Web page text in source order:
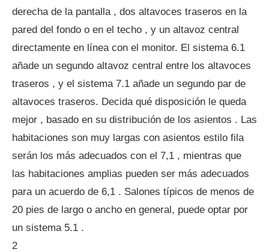
derecha de la pantalla , dos altavoces traseros en la
pared del fondo o en el techo , y un altavoz central
directamente en línea con el monitor. El sistema 6.1
añade un segundo altavoz central entre los altavoces
traseros , y el sistema 7.1 añade un segundo par de
altavoces traseros. Decida qué disposición le queda
mejor , basado en su distribución de los asientos . Las
habitaciones son muy largas con asientos estilo fila
serán los más adecuados con el 7,1 , mientras que
las habitaciones amplias pueden ser más adecuados
para un acuerdo de 6,1 . Salones típicos de menos de
20 pies de largo o ancho en general, puede optar por
un sistema 5.1 .
2